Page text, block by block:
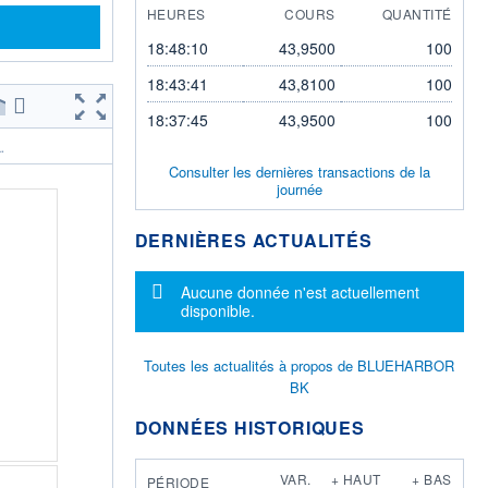
HEURES COURS QUANTITÉ
18:48:10 43,9500
100
18:43:41
43,8100
100
18:37:45
43,9500 100
Consulter les dernières transactions de la
journée
DERNIÈRES ACTUALITÉS
Message d'information
Aucune donnée n'est actuellement
disponible.
Toutes les actualités à propos de BLUEHARBOR
BK
DONNÉES HISTORIQUES
PÉRIODE VAR. + HAUT + BAS